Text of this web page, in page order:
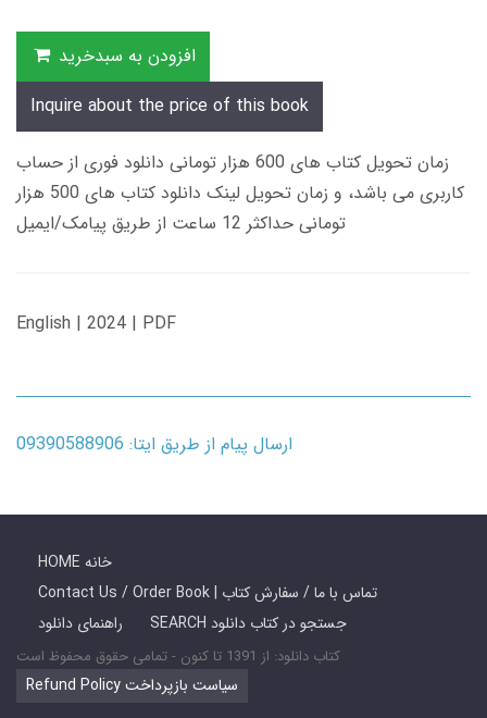
افزودن به سبدخرید
Inquire about the price of this book
زمان تحویل کتاب های 600 هزار تومانی دانلود فوری از حساب
کاربری می باشد، و زمان تحویل لینک دانلود کتاب های 500 هزار
تومانی حداکثر 12 ساعت از طریق پیامک/ایمیل
English | 2024 | PDF
ارسال پیام از طریق ایتا: 09390588906
HOME خانه
Contact Us / Order Book | تماس با ما / سفارش کتاب
راهنمای دانلود
SEARCH جستجو در کتاب دانلود
کتاب دانلود: از 1391 تا کنون - تمامی حقوق محفوظ است
Refund Policy سیاست بازپرداخت